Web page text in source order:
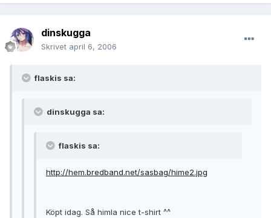
dinskugga
Skrivet april 6, 2006
flaskis sa:
dinskugga sa:
flaskis sa:
http://hem.bredband.net/sasbag/hime2.jpg
Köpt idag. Så himla nice t-shirt ^^